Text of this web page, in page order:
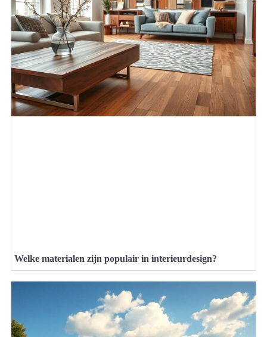
Welke materialen zijn populair in interieurdesign?